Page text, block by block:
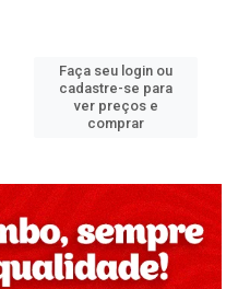
Faça seu login ou
cadastre-se para
ver preços e
comprar